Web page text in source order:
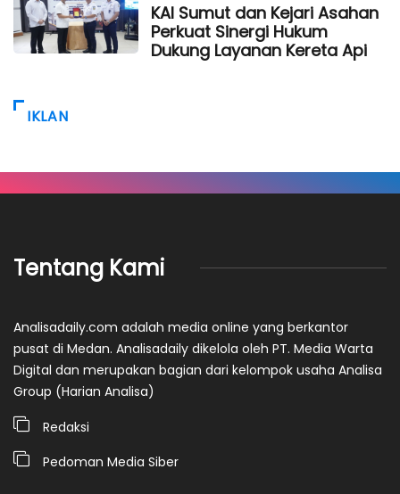
KAI Sumut dan Kejari Asahan
Perkuat Sinergi Hukum
Dukung Layanan Kereta Api
IKLAN
Tentang Kami
Analisadaily.com adalah media online yang berkantor
pusat di Medan. Analisadaily dikelola oleh PT. Media Warta
Digital dan merupakan bagian dari kelompok usaha Analisa
Group (Harian Analisa)
Redaksi
Pedoman Media Siber